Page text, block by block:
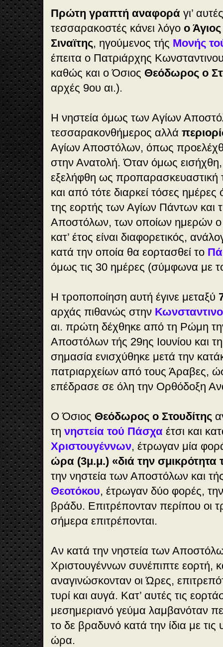
Πρώτη γραπτή αναφορά γι’
τεσσαρακοστές κάνει λόγο ο
Σιναϊτης, ηγούμενος τής Μονής
έπειτα ο Πατριάρχης
καθώς και ο Όσιος Θεόδωρος ο
αρχές 9ου αι.).
Η νηστεία όμως των Αγίων
τεσσαρακονθήμερος αλλά
Αγίων Αποστόλων, όπως
στην Ανατολή. Όταν όμως εισήχθη,
εξελήφθη ως προπαρασκευαστική
και από τότε διαρκεί τόσες
της εορτής των Αγίων Πάντων και
Αποστόλων, των οποίων ημερών
κατ’ έτος είναι διαφορετικός,
κατά την οποία θα εορτασθεί το
όμως τις 30 ημέρες (σύμφωνα με
Η τροποποίηση αυτή έγινε μεταξύ
αρχάς πιθανώς στην
αι. πρώτη δέχθηκε από τη Ρώμη
Αποστόλων τής 29ης Ιουνίου και
σημασία ενισχύθηκε μετά την
πατριαρχείων από τους Άραβες,
επέδρασε σε όλη την Ορθόδοξη
Ο Όσιος Θεόδωρος ο Στουδίτης
τη νηστεία τού Πάσχα έτσι και
Χριστουγέννων, έτρωγαν μία
ώρα (3μ.μ.) «διά την
την νηστεία των Αποστόλων και
Θεοτόκου, έτρωγαν δύο φορές,
βράδυ. Επιτρέπονταν περίπου οι
σήμερα επιτρέπονται.
Αν κατά την νηστεία των
Χριστουγέννων συνέπιπτε εορτή,
αναγινώσκονταν οι Ώρες,
τυρί και αυγά. Κατ’ αυτές τις
μεσημεριανό γεύμα λαμβανόταν
το δε βραδυνό κατά την ίδια με
ώρα.